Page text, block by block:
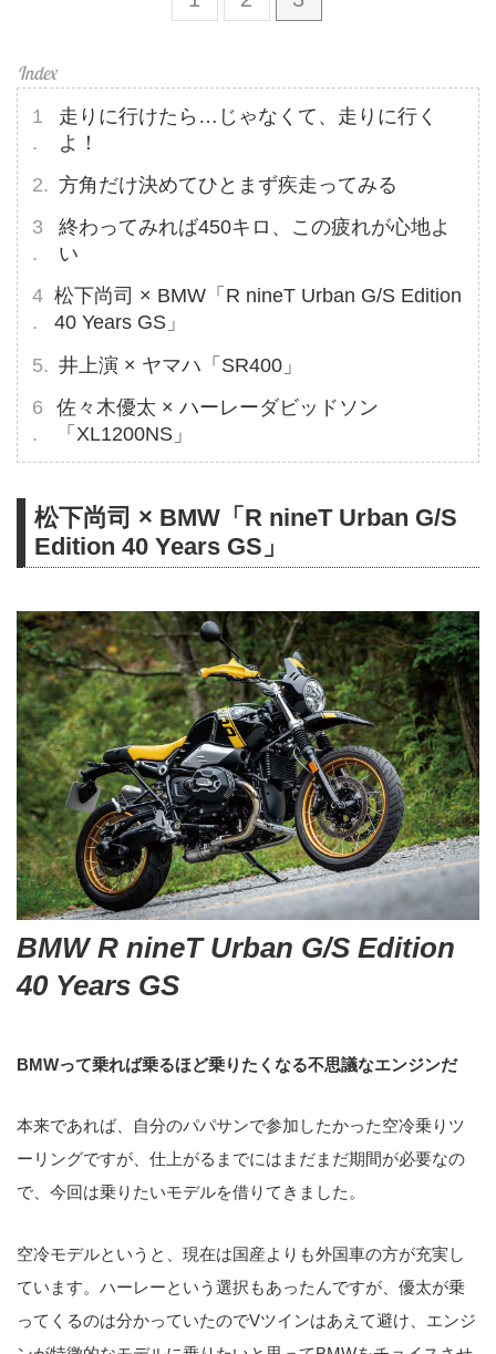
走りに行けたら…じゃなくて、走りに行く
よ！
方角だけ決めてひとまず疾走ってみる
終わってみれば450キロ、この疲れが心地よ
い
松下尚司 × BMW「R nineT Urban G/S Edition
40 Years GS」
井上演 × ヤマハ「SR400」
佐々木優太 × ハーレーダビッドソン
「XL1200NS」
松下尚司 × BMW「R nineT Urban G/S
Edition 40 Years GS」
BMW R nineT Urban G/S Edition
40 Years GS
BMWって乗れば乗るほど乗りたくなる不思議なエンジンだ
本来であれば、自分のパパサンで参加したかった空冷乗りツ
ーリングですが、仕上がるまでにはまだまだ期間が必要なの
で、今回は乗りたいモデルを借りてきました。
空冷モデルというと、現在は国産よりも外国車の方が充実し
ています。ハーレーという選択もあったんですが、優太が乗
ってくるのは分かっていたのでVツインはあえて避け、エンジ